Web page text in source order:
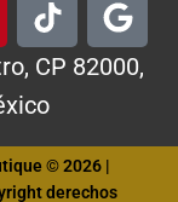
CP 82000,
© 2026 |
derechos